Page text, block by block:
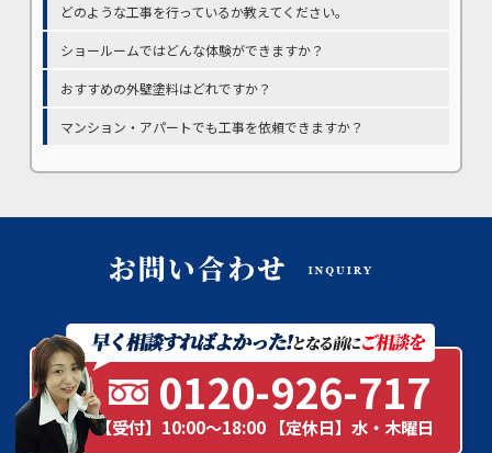
どのような工事を行っているか教えてください。
ショールームではどんな体験ができますか？
おすすめの外壁塗料はどれですか？
マンション・アパートでも工事を依頼できますか？
0120-926-717
【受付】10:00～18:00 【定休日】水・木曜日